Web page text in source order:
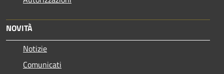
NOVITÀ
Notizie
Comunicati